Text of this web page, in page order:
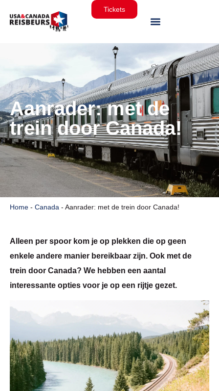
Tickets
Aanrader: met de
trein door Canada!
Home - Canada - Aanrader: met de trein door Canada!
Alleen per spoor kom je op plekken die op geen
enkele andere manier bereikbaar zijn. Ook met de
trein door Canada? We hebben een aantal
interessante opties voor je op een rijtje gezet.